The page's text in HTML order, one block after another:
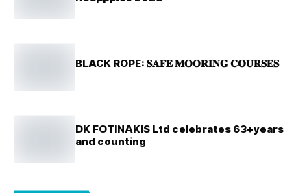
BLACK ROPE: 𝐒𝐀𝐅𝐄 𝐌𝐎𝐎𝐑𝐈𝐍𝐆 𝐂𝐎𝐔𝐑𝐒𝐄𝐒
DK FOTINAKIS Ltd celebrates 63+years
and counting